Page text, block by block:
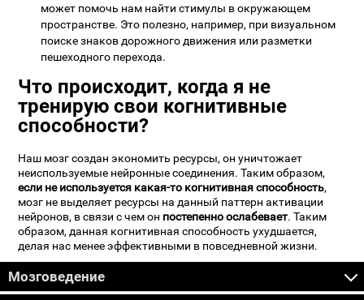
может помочь нам найти стимулы в окружающем
пространстве. Это полезно, например, при визуальном
поиске знаков дорожного движения или разметки
пешеходного перехода.
Что происходит, когда я не
тренирую свои когнитивные
способности?
Наш мозг создан экономить ресурсы, он уничтожает
неиспользуемые нейронные соединения. Таким образом,
если не используется какая-то когнитивная способность,
мозг не выделяет ресурсы на данный паттерн активации
нейронов, в связи с чем он постепенно ослабевает. Таким
образом, данная когнитивная способность ухудшается,
делая нас менее эффективными в повседневной жизни.
Мозговедение